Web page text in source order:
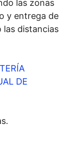
las zonas
y entrega de
distancias
DE